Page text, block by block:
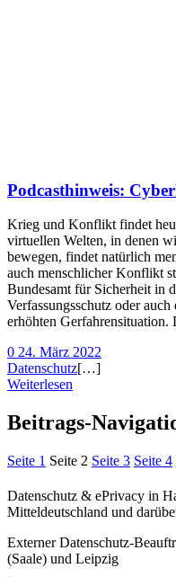
Podcasthinweis:
Krieg und Konflikt findet
virtuellen Welten, in denen
bewegen, findet natürlich
auch menschlicher Konflikt
Bundesamt für Sicherheit in
Verfassungsschutz oder
erhöhten
0 24. März 2022
Datenschutz[…]
Weiterlesen
Beitrags-
Seite 1 Seite 2 Seite 3 Seite 4
Datenschutz & ePrivacy in
Mitteldeutschland und
Externer Datenschutz-
(Saale) und Leipzig